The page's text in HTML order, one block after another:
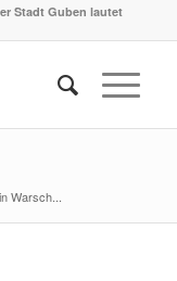
Stadt Guben lautet
Warsch...